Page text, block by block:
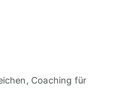
, Coaching für